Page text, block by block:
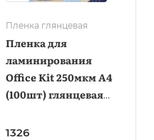
Пленка глянцевая
Пленка для
ламинирования
Office Kit 250мкм A4
(100шт) глянцевая
(PLP12123-1)
1326